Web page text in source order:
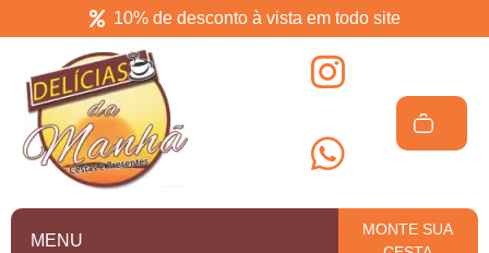
10% de desconto à vista em todo site
Delícias da manhã
MENU
MONTE SUA